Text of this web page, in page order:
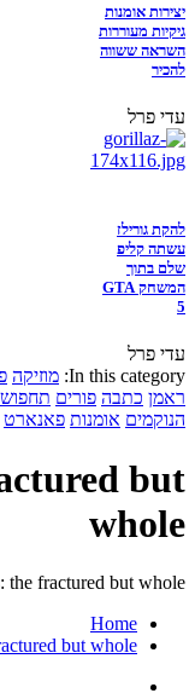
יצירות אומנות
גיקיות מעוררות
השראה ששווה
להכיר
עדי פרל
להקת גורילז
עשתה קליפ
שלם בתוך
המשחק GTA
5
עדי פרל
In this category: מוזיקה
ראמן כתבה פורים
הנוקמים אומנות פאנארט
but
whole
the fractured but whole
Home
but whole